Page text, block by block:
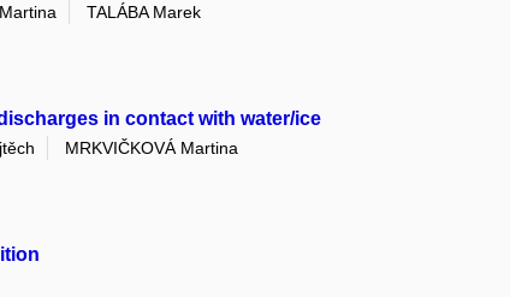
TALÁBA Marek
in contact with water/ice
MRKVIČKOVÁ Martina